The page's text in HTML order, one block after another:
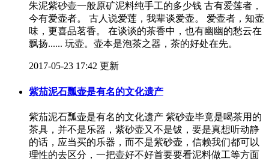
朱泥紫砂壶一般原矿泥料纯手工的多少钱 古有爱莲者，
今有爱壶者。 古人说爱莲，我辈谈爱壶。 爱壶者，知壶
味，更喜品茗香。 在谈谈的茶香中，也有幽幽的愁云在
飘扬...... 玩壶。壶本是泡茶之器，茶的好处在先。
2017-05-23 17:42 更新
紫茄泥石瓢壶是有名的文化遗产
紫茄泥石瓢壶是有名的文化遗产 紫砂壶毕竟是喝茶用的
茶具，并不是乐器，紫砂壶又不是钹，要是真想听动静
的话，应当买的乐器，而不是紫砂壶，信赖我们都可以
理性的去区分，一把壶好不好首要要看泥料做工等方面